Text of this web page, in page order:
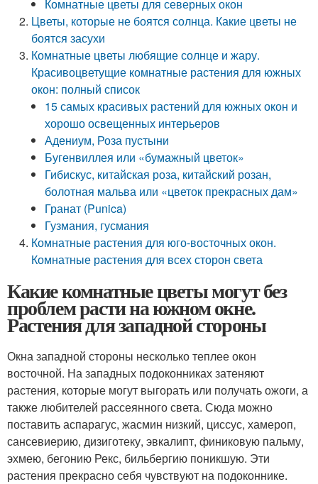
Комнатные цветы для северных окон
Цветы, которые не боятся солнца. Какие цветы не
боятся засухи
Комнатные цветы любящие солнце и жару.
Красивоцветущие комнатные растения для южных
окон: полный список
15 самых красивых растений для южных окон и
хорошо освещенных интерьеров
Адениум, Роза пустыни
Бугенвиллея или «бумажный цветок»
Гибискус, китайская роза, китайский розан,
болотная мальва или «цветок прекрасных дам»
Гранат (Punica)
Гузмания, гусмания
Комнатные растения для юго-восточных окон.
Комнатные растения для всех сторон света
Какие комнатные цветы могут без
проблем расти на южном окне.
Растения для западной стороны
Окна западной стороны несколько теплее окон
восточной. На западных подоконниках затеняют
растения, которые могут выгорать или получать ожоги, а
также любителей рассеянного света. Сюда можно
поставить аспарагус, жасмин низкий, циссус, хамероп,
сансевиерию, дизиготеку, эвкалипт, финиковую пальму,
эхмею, бегонию Рекс, бильбергию поникшую. Эти
растения прекрасно себя чувствуют на подоконнике.